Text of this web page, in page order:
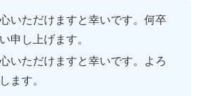
心いただけますと幸いです。何卒
申し上げます。
いただけますと幸いです。よろ
ます。